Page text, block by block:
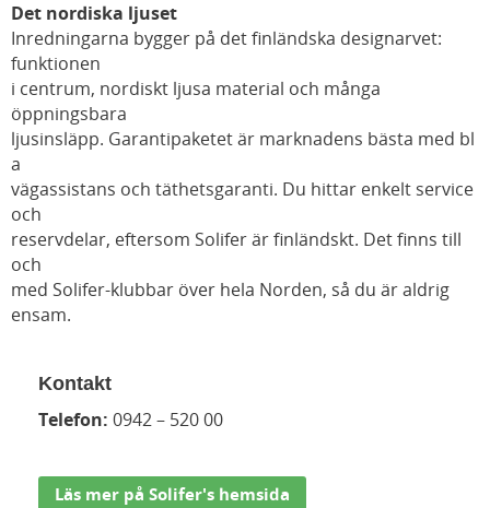
Det nordiska ljuset
Inredningarna bygger på det finländska designarvet:
funktionen
i centrum, nordiskt ljusa material och många
öppningsbara
ljusinsläpp. Garantipaketet är marknadens bästa med bl
a
vägassistans och täthetsgaranti. Du hittar enkelt service
och
reservdelar, eftersom Solifer är finländskt. Det finns till
och
med Solifer-klubbar över hela Norden, så du är aldrig
ensam.
Kontakt
Telefon: 0942 – 520 00
Läs mer på Solifer's hemsida